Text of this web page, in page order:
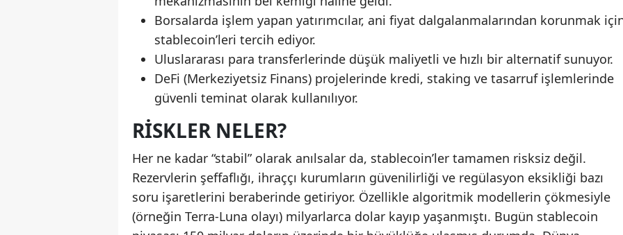
Borsalarda işlem yapan yatırımcılar, ani fiyat dalgalanmalarından korunmak
stablecoin’leri tercih ediyor.
Uluslararası para transferlerinde düşük maliyetli ve hızlı bir alternatif sunuyor.
DeFi (Merkeziyetsiz Finans) projelerinde kredi, staking ve tasarruf işlemlerinde
güvenli teminat olarak kullanılıyor.
RISKLER NELER?
Her ne kadar “stabil” olarak anılsalar da, stablecoin’ler tamamen risksiz değil.
Rezervlerin şeffaflığı, ihraççı kurumların güvenilirliği ve regülasyon eksikliği bazı
soru işaretlerini beraberinde getiriyor. Özellikle algoritmik modellerin çökmesiyle
(örneğin Terra-Luna olayı) milyarlarca dolar kayıp yaşanmıştı. Bugün stablecoin